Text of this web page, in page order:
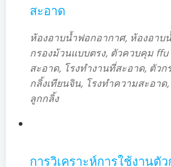
สะอาด
ห้องอาบน้ำฟอกอากาศ, ห้องอาบ
กรองม้วนแบบตรง, ตัวควบคุม
สะอาด, โรงทำงานที่สะอาด, ตัวก
กลิ้งเทียนจิน, โรงทำความสะอาด
ลูกกลิ้ง
การวิเคราะห์การใช้งานตั